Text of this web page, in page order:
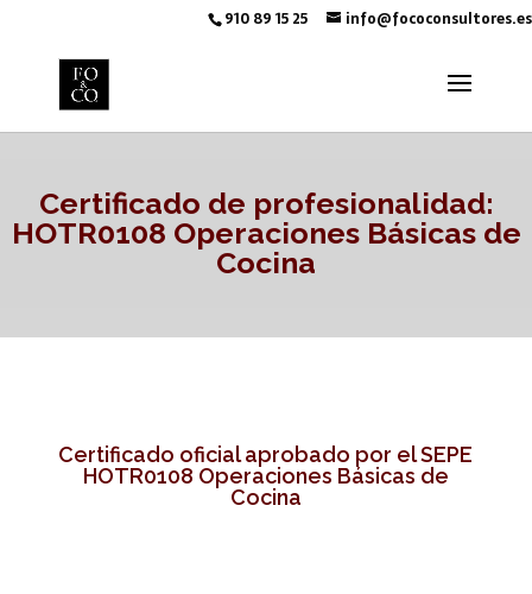
910 89 15 25 info@fococonsultores.es
Certificado de profesionalidad:
HOTR0108 Operaciones Básicas de
Cocina
Certificado oficial aprobado por el SEPE
HOTR0108 Operaciones Básicas de
Cocina